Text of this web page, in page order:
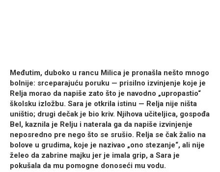
Međutim, duboko u rancu Milica je pronašla nešto mnogo
bolnije: srceparajuću poruku — prisilno izvinjenje koje je
Relja morao da napiše zato što je navodno „upropastio“
školsku izložbu. Sara je otkrila istinu — Relja nije ništa
uništio; drugi dečak je bio kriv. Njihova učiteljica, gospođa
Bel, kaznila je Relju i naterala ga da napiše izvinjenje
neposredno pre nego što se srušio. Relja se čak žalio na
bolove u grudima, koje je nazivao „ono stezanje“, ali nije
želeo da zabrine majku jer je imala grip, a Sara je
pokušala da mu pomogne donoseći mu vodu.